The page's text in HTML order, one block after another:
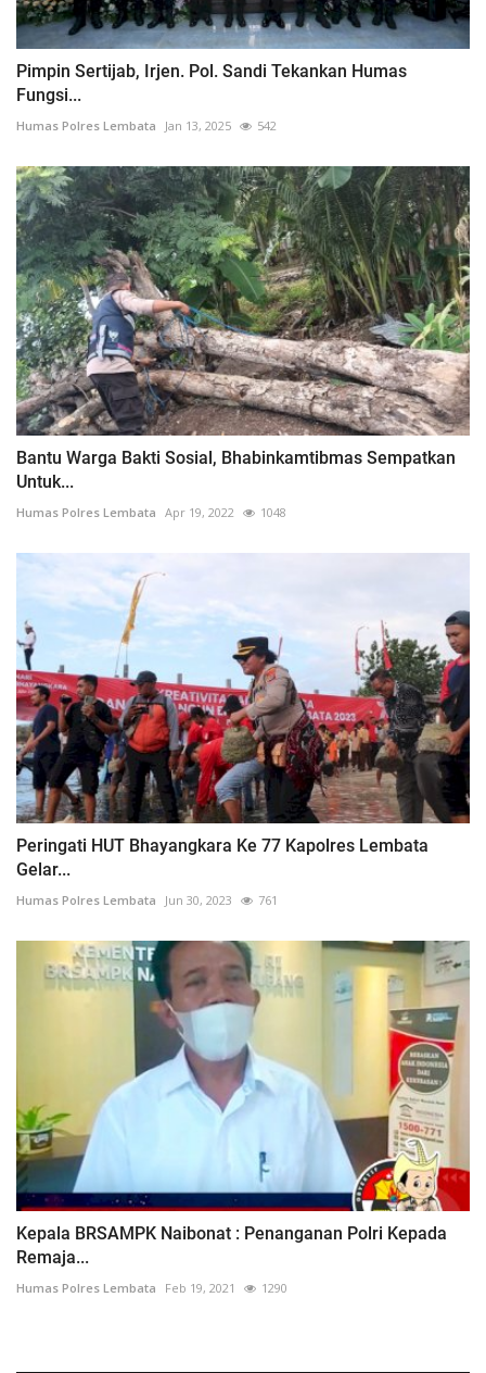
Pimpin Sertijab, Irjen. Pol. Sandi Tekankan Humas
Fungsi...
Humas Polres Lembata Jan 13, 2025 542
Bantu Warga Bakti Sosial, Bhabinkamtibmas Sempatkan
Untuk...
Humas Polres Lembata Apr 19, 2022 1048
Peringati HUT Bhayangkara Ke 77 Kapolres Lembata
Gelar...
Humas Polres Lembata Jun 30, 2023 761
Kepala BRSAMPK Naibonat : Penanganan Polri Kepada
Remaja...
Humas Polres Lembata Feb 19, 2021 1290